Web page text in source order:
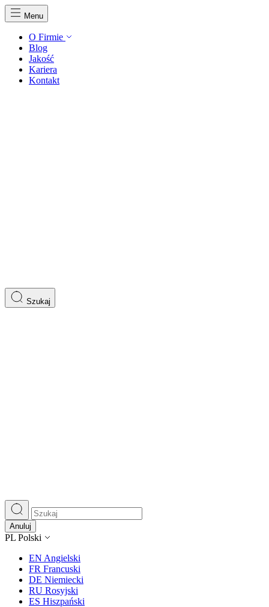
Menu
O Firmie
Blog
Jakość
Kariera
Kontakt
Szukaj
Anuluj
PL Polski
EN Angielski
FR Francuski
DE Niemiecki
RU Rosyjski
ES Hiszpański